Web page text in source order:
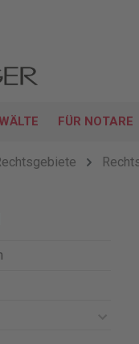
FÜR NOTARE